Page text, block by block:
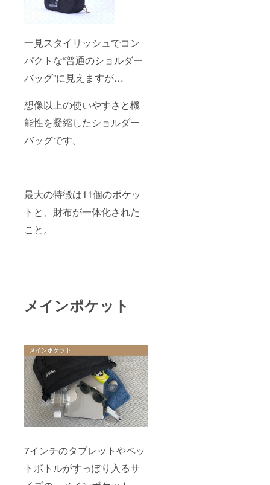
一見スタイリッシュでコン
パクトな“普通のショルダー
バッグ”に見えますが…
想像以上の使いやすさと機
能性を凝縮したショルダー
バッグです。
最大の特徴は11個のポケッ
トと、財布が一体化された
こと。
メインポケット
7インチのタブレットやペッ
トボトルがすっぽり入るサ